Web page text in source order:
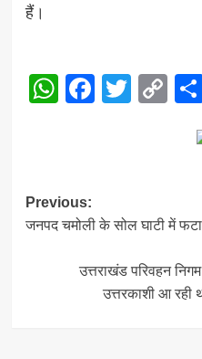
हैं।
WhatsApp
Post
navigation
Previous:
जनपद चमोली के सोल घाटी में
उत्तराखंड परिवहन
उत्तरकाशी आ रही